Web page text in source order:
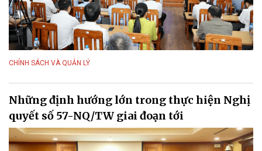
CHÍNH SÁCH VÀ QUẢN LÝ
Những định hướng lớn trong thực hiện Nghị
quyết số 57-NQ/TW giai đoạn tới